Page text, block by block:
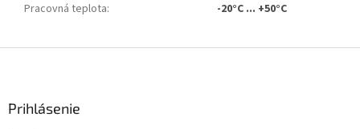
Pracovná teplota: -20°C ... +50°C
Prihlásenie